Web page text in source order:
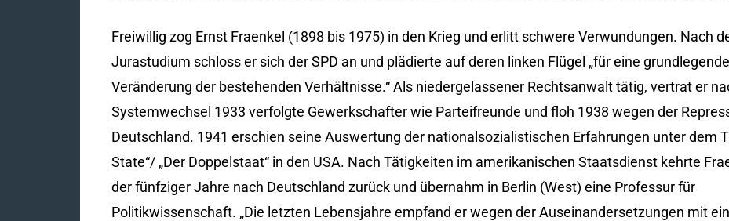
Freiwillig zog Ernst Fraenkel (1898 bis 1975) in den Krieg und erlitt schwere Verwundungen. Nach
Jurastudium schloss er sich der SPD an und plädierte auf deren linken Flügel „für eine
Veränderung der bestehenden Verhältnisse.“ Als niedergelassener Rechtsanwalt tätig, vertrat er
Systemwechsel 1933 verfolgte Gewerkschafter wie Parteifreunde und floh 1938 wegen der
Deutschland. 1941 erschien seine Auswertung der nationalsozialistischen Erfahrungen unter dem
State“/ „Der Doppelstaat“ in den USA. Nach Tätigkeiten im amerikanischen Staatsdienst kehrte
der fünfziger Jahre nach Deutschland zurück und übernahm in Berlin (West) eine Professur für
Politikwissenschaft. „Die letzten Lebensjahre empfand er wegen der Auseinandersetzungen mit